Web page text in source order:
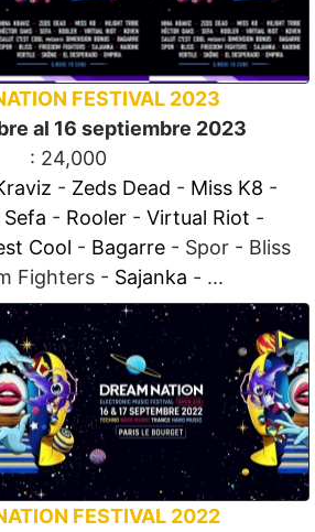
FESTIVAL 2023
al 16 septiembre 2023
: 24,000
- Zeds Dead - Miss K8 -
Sefa - Rooler - Virtual Riot -
Cool - Bagarre - Spor - Bliss
Fighters - Sajanka - ...
FESTIVAL 2022